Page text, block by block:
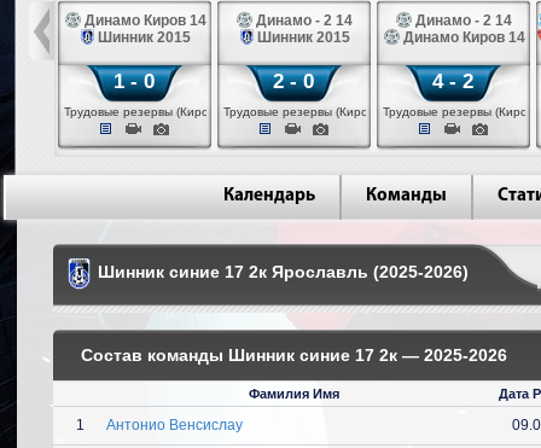
14
Динамо Киров 14
Шинник 2015
1 - 0
Трудовые резервы (Киров)
Динамо - 2 14
Шинник 2015
2 - 0
Трудовые резервы (Киров)
Динамо - 2 14
Динамо Киров 14
4 - 2
Трудовые резервы (Киров)
Календарь Команды
Шинник синие 17 2к Ярославль (2025-2026)
Состав команды Шинник синие 17 2к — 2025-2026
Фамилия Имя Дата
1 Антонио Венсислау